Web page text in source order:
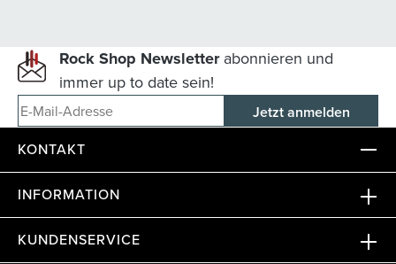
Rock Shop Newsletterabonnieren und
immer up to date sein!
E-Mail-Adresse
KONTAKT
INFORMATION
KUNDENSERVICE